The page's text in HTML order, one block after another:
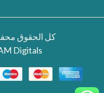
كل الحقوق
Digitals